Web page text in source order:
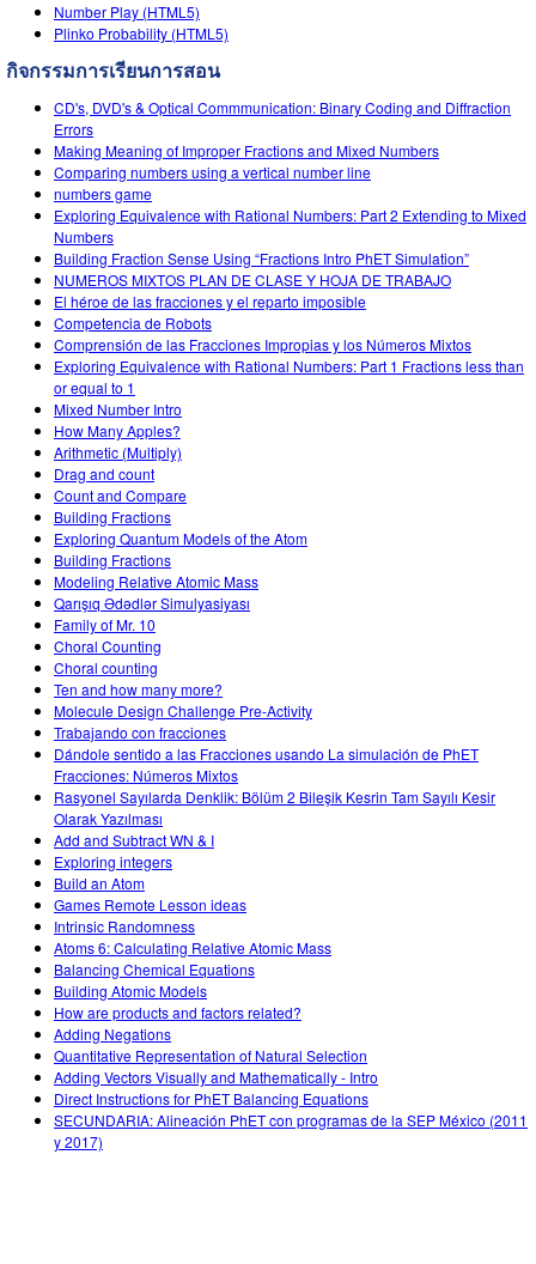
Customizable Sims
SceneryStack OSE
Impact Report
Number Play (HTML5)
Plinko Probability (HTML5)
กิจกรรมการเรียนการสอน
CD's, DVD's & Optical Commmunication: Binary Coding and Diffraction
Errors
Making Meaning of Improper Fractions and Mixed Numbers
Comparing numbers using a vertical number line
numbers game
Exploring Equivalence with Rational Numbers: Part 2 Extending to Mixed
Numbers
Building Fraction Sense Using “Fractions Intro PhET Simulation”
NUMEROS MIXTOS PLAN DE CLASE Y HOJA DE TRABAJO
El héroe de las fracciones y el reparto imposible
Competencia de Robots
Comprensión de las Fracciones Impropias y los Números Mixtos
Exploring Equivalence with Rational Numbers: Part 1 Fractions less than
or equal to 1
Mixed Number Intro
How Many Apples?
Arithmetic (Multiply)
Drag and count
Count and Compare
Building Fractions
Exploring Quantum Models of the Atom
Building Fractions
Modeling Relative Atomic Mass
Qarışıq Ədədlər Simulyasiyası
Family of Mr. 10
Choral Counting
Choral counting
Ten and how many more?
Molecule Design Challenge Pre-Activity
Trabajando con fracciones
Dándole sentido a las Fracciones usando La simulación de PhET
Fracciones: Números Mixtos
Rasyonel Sayılarda Denklik: Bölüm 2 Bileşik Kesrin Tam Sayılı Kesir
Olarak Yazılması
Add and Subtract WN & I
Exploring integers
Build an Atom
Games Remote Lesson ideas
Intrinsic Randomness
Atoms 6: Calculating Relative Atomic Mass
Balancing Chemical Equations
Building Atomic Models
How are products and factors related?
Adding Negations
Quantitative Representation of Natural Selection
Adding Vectors Visually and Mathematically - Intro
Direct Instructions for PhET Balancing Equations
SECUNDARIA: Alineación PhET con programas de la SEP México (2011
y 2017)